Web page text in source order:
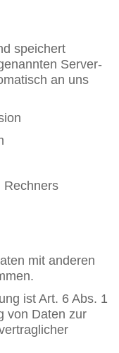
speichert
Server-
an uns
Rechners
mit anderen
ist Art. 6 Abs. 1
von Daten zur